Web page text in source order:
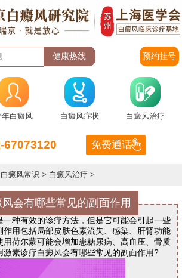
预约挂号
年白癜风 白癜风症状 白癜风治疗
67073120 免费通话
白癜风常识 > 白癜风治疗 >
会有哪些常见的副面作用
有效的诊疗方法，但是它可能会引起一些
作用包括局部皮肤色素流失、感染、肝肾功能
用荷尔蒙可能会增加患糖尿病、高血压、骨质
激素诊疗白癜风会有哪些常见的副面作用?